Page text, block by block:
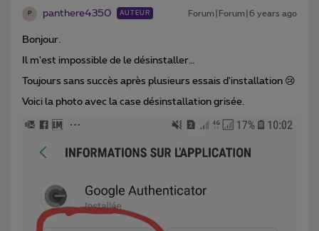
P panthere4350 AUTEUR Forum|Forum|6 years ago
Bonjour.
Il m'est impossible de le désinstaller…
Toujours sans succès après plusieurs essais d'installation 😢
Voici la photo avec la case désinstallation grisée.